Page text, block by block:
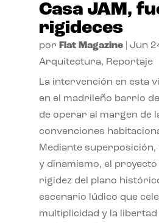
Casa JAM,
rigideces
por Flat Magazine| Jun
Arquitectura, Reportaje
La intervención en esta
en el madrileño barrio
de operar al margen de
convenciones
Mediante
y dinamismo, el
rigidez del plano
escenario lúdico que
multiplicidad y la